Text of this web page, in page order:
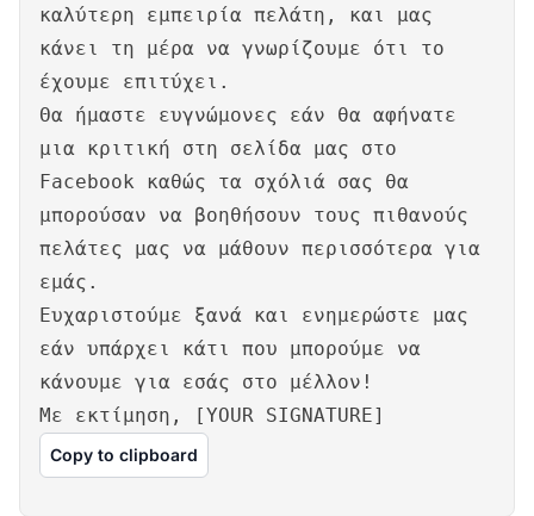
καλύτερη εμπειρία πελάτη, και μας
κάνει τη μέρα να γνωρίζουμε ότι το
έχουμε επιτύχει.
Θα ήμαστε ευγνώμονες εάν θα αφήνατε
μια κριτική στη σελίδα μας στο
Facebook καθώς τα σχόλιά σας θα
μπορούσαν να βοηθήσουν τους πιθανούς
πελάτες μας να μάθουν περισσότερα για
εμάς.
Ευχαριστούμε ξανά και ενημερώστε μας
εάν υπάρχει κάτι που μπορούμε να
κάνουμε για εσάς στο μέλλον!
Με εκτίμηση, [YOUR SIGNATURE]
Copy to clipboard